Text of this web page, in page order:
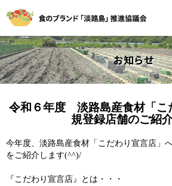
お知らせ
令和６年度 淡路島産食材「こ
規登録店舗のご紹
今年度、淡路島産食材「こだわり宣言店」
をご紹介します(^^)/
『こだわり宣言店』とは・・・